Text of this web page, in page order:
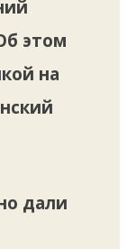
этом
на
дали